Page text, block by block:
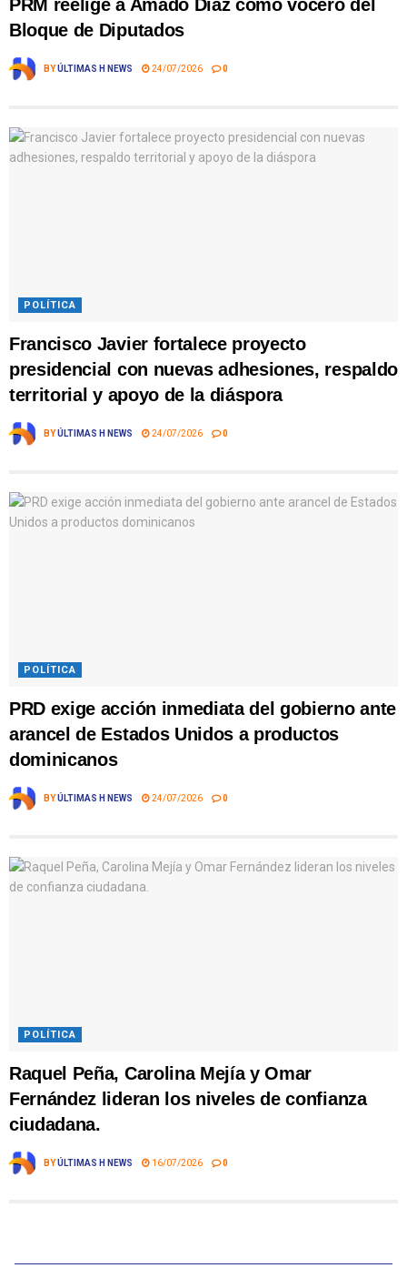
PRM reelige a Amado Díaz como vocero del
Bloque de Diputados
BYÚLTIMAS H NEWS 24/07/2026 0
POLÍTICA
Francisco Javier fortalece proyecto
presidencial con nuevas adhesiones, respaldo
territorial y apoyo de la diáspora
BYÚLTIMAS H NEWS 24/07/2026 0
POLÍTICA
PRD exige acción inmediata del gobierno ante
arancel de Estados Unidos a productos
dominicanos
BYÚLTIMAS H NEWS 24/07/2026 0
POLÍTICA
Raquel Peña, Carolina Mejía y Omar
Fernández lideran los niveles de confianza
ciudadana.
BYÚLTIMAS H NEWS 16/07/2026 0